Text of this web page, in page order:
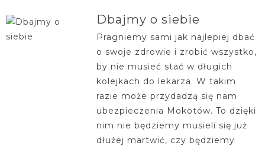
Dbajmy o siebie
Pragniemy sami jak najlepiej dbać
o swoje zdrowie i zrobić wszystko,
by nie musieć stać w długich
kolejkach do lekarza. W takim
razie może przydadzą się nam
ubezpieczenia Mokotów. To dzięki
nim nie będziemy musieli się już
dłużej martwić, czy będziemy